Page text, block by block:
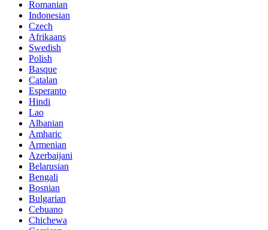
Romanian
Indonesian
Czech
Afrikaans
Swedish
Polish
Basque
Catalan
Esperanto
Hindi
Lao
Albanian
Amharic
Armenian
Azerbaijani
Belarusian
Bengali
Bosnian
Bulgarian
Cebuano
Chichewa